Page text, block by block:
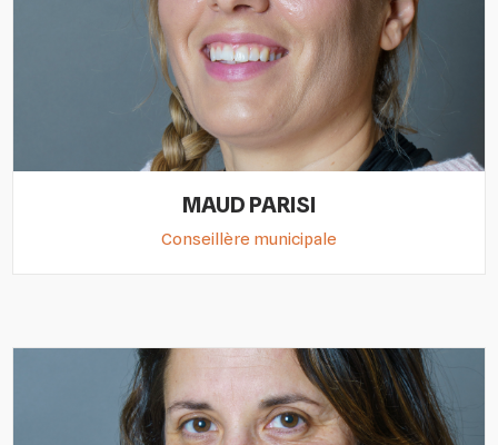
MAUD PARISI
Conseillère municipale